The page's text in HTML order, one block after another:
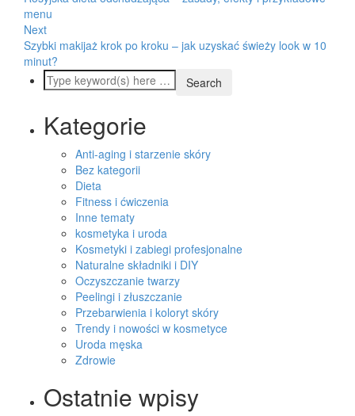
menu
Next
Szybki makijaż krok po kroku – jak uzyskać świeży look w 10
minut?
Kategorie
Anti-aging i starzenie skóry
Bez kategorii
Dieta
Fitness i ćwiczenia
Inne tematy
kosmetyka i uroda
Kosmetyki i zabiegi profesjonalne
Naturalne składniki i DIY
Oczyszczanie twarzy
Peelingi i złuszczanie
Przebarwienia i koloryt skóry
Trendy i nowości w kosmetyce
Uroda męska
Zdrowie
Ostatnie wpisy